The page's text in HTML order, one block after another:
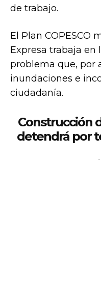
de trabajo.
El Plan COPESCO
Expresa trabaja en
problema que, por
inundaciones e
ciudadanía.
Construcción
detendrá por
-